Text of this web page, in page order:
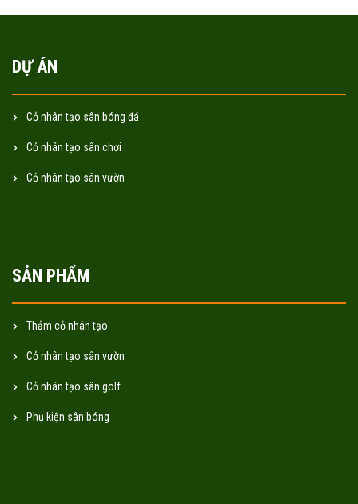
DỰ ÁN
Cỏ nhân tạo sân bóng đá
Cỏ nhân tạo sân chơi
Cỏ nhân tạo sân vườn
SẢN PHẨM
Thảm cỏ nhân tạo
Cỏ nhân tạo sân vườn
Cỏ nhân tạo sân golf
Phụ kiện sân bóng